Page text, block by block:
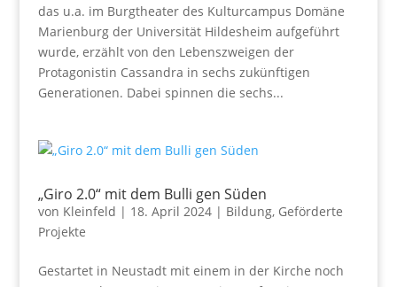
das u.a. im Burgtheater des Kulturcampus Domäne
Marienburg der Universität Hildesheim aufgeführt
wurde, erzählt von den Lebenszweigen der
Protagonistin Cassandra in sechs zukünftigen
Generationen. Dabei spinnen die sechs...
„Giro 2.0“ mit dem Bulli gen Süden
von Kleinfeld | 18. April 2024| Bildung, Geförderte
Projekte
Gestartet in Neustadt mit einem in der Kirche noch